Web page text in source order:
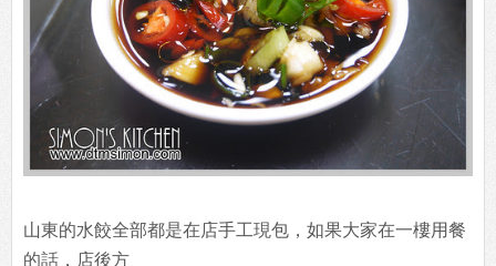
山東的水餃全部都是在店手工現包，如果大家在一樓用餐
的話，店後方